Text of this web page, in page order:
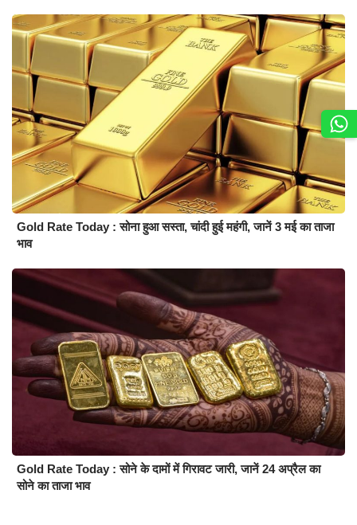
Gold Rate Today : सोना हुआ सस्ता, चांदी हुई महंगी, जानें 3 मई का ताजा
भाव
Gold Rate Today : सोने के दामों में गिरावट जारी, जानें 24 अप्रैल का
सोने का ताजा भाव